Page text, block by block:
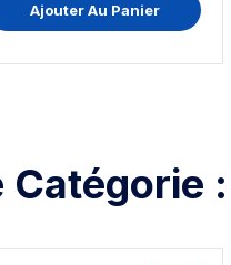
Ajouter Au Panier
Catégorie :